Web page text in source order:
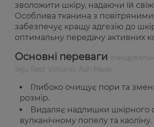
зволожити шкіру, надаючи їй
Особлива тканина з
забезпечує кращу адгезію до
оптимальну передачу активних
Основні переваги
Глибоко очищує пори та
розмір.
Видаляє надлишки шкірного
вулканічному попелу та каоліну.